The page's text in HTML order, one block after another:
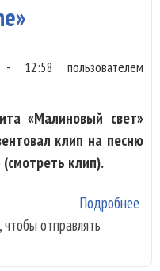
- 12:58 пользователем
«Малиновый свет»
клип на песню
(смотреть клип).
Подробнее
, чтобы отправлять